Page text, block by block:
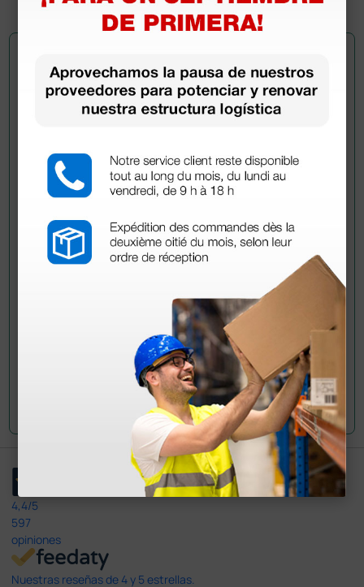
Pregúntale a un colega
¿Todavía tienes alguna duda? ¿Necesitas más
información?
Envía ahora mismo tu pregunta a los colegas que ya
han adquirido este producto.
Envía tu pregunta
4,4/5
597
opiniones
Nuestras reseñas de 4 y 5 estrellas.